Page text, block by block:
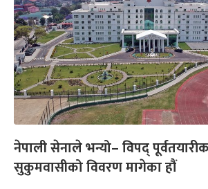
नेपाली सेनाले भन्यो– विपद्
सुकुमवासीको विवरण मागेका हौं